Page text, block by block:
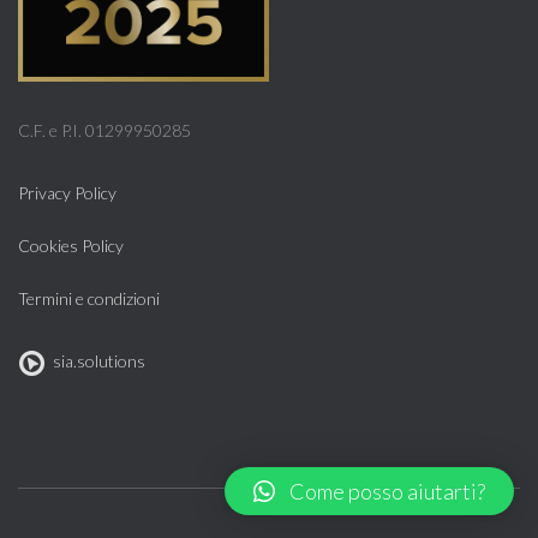
C.F. e P.I. 01299950285
Privacy Policy
Cookies Policy
Termini e condizioni
sia.solutions
Come posso aiutarti?